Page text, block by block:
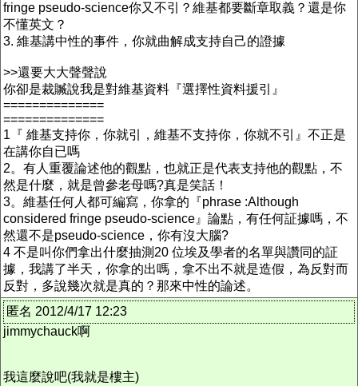
fringe pseudo-science你又不引？維基都要斷章取義？還是你
不懂英文？
3. 維基講中性的事件，你就曲解成支持自己的證據
>>還要大大聲聲說
你卻是裁贓說我是對維基資料『選擇性資料援引』
==============
==============
1『 維基支持你，你就引，維基不支持你，你就不引』不正是
在講你自已嗎
2。有人重覆論述他的觀點，也就正是代表支持他的觀點，不
然是什麼，就是曾參老母嗎?真是笑話！
3。維基任何人都可編寫，你拿的『phrase :Although
considered fringe pseudo-science』論點，有任何証據嗎，不
然還不是pseudo-science，你有沒大腦?
4 不是叫你們拿出什麼抽測20 位埃及學者的名單與讚同的証
據，我講了半天，你拿的出嗎，拿不出不就是造假，為反對而
反對，多說幾次就是真的？那來中性的論述。
匿名 2012/4/17 12:23
jimmychauck啊
我這麼說吧(我就是樓主)